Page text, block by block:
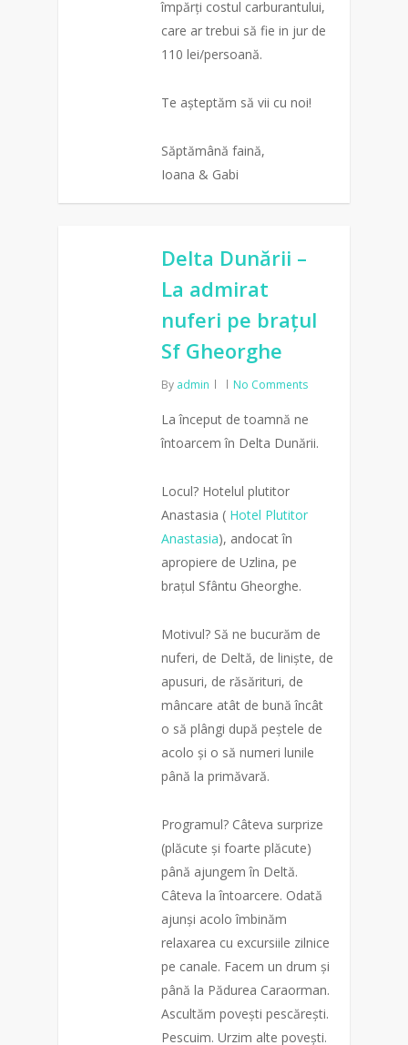
împărți costul carburantului,
care ar trebui să fie in jur de
110 lei/persoană.
Te așteptăm să vii cu noi!
Săptămână faină,
Ioana & Gabi
Delta Dunării –
La admirat
nuferi pe brațul
Sf Gheorghe
By admin No Comments
La început de toamnă ne
întoarcem în Delta Dunării.
Locul? Hotelul plutitor
Anastasia ( Hotel Plutitor
Anastasia), andocat în
apropiere de Uzlina, pe
brațul Sfântu Gheorghe.
Motivul? Să ne bucurăm de
nuferi, de Deltă, de liniște, de
apusuri, de răsărituri, de
mâncare atât de bună încât
o să plângi după peștele de
acolo și o să numeri lunile
până la primăvară.
Programul? Câteva surprize
(plăcute și foarte plăcute)
până ajungem în Deltă.
Câteva la întoarcere. Odată
ajunși acolo îmbinăm
relaxarea cu excursiile zilnice
pe canale. Facem un drum și
până la Pădurea Caraorman.
Ascultăm povești pescărești.
Pescuim. Urzim alte povești.